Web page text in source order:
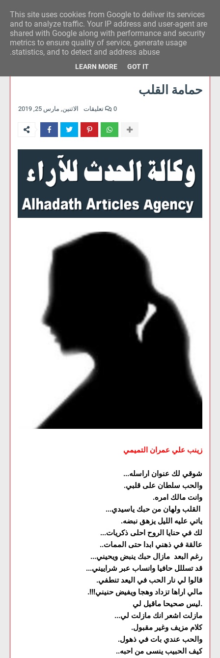
وكالة الحدث للآراء
حمامة القلب
الاثنين, مارس 25, 2019 0 تعليقات
زينب علي عمران التميمي
شوقي لك عنوان اراسله...
والحب سلطان على قلبي.
وانت مالك امره.
القلب ولهان من حبك ياسيدي...
ياتي عليه الليل يزهق نبضه.
لك في حنايا الروح احلى ذكريات...
عالقة في ذهني ابدا حتى الممات..
رغم البعد مازال حبك ينبض ويحيني...
قد تسللل حافيا وانساب عبر شراييني...
قالوا لي نار الحب في اليعد تنطفي.
مالي اراها تزداد وهجا ويفيض حنيني!!!.
ليس صحيحا ماقيل لي.
مازلت اشعر انك مازلت لي...
كلام مزيف وغير مقبول.
والحب عندي بات في ذهول.
كيف الحبيب ينسى من احبه..
This site uses cookies from Google to deliver its services
and to analyze traffic. Your IP address and user-agent are
shared with Google along with performance and security
metrics to ensure quality of service, generate usage
statistics, and to detect and address abuse.
LEARN MORE GOT IT